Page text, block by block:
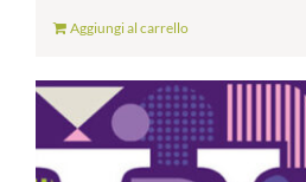
Aggiungi al carrello